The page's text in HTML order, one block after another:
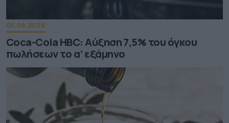
05.08.2026
Coca-Cola HBC: Aύξηση 7,5% του όγκου
πωλήσεων το α’ εξάμηνο